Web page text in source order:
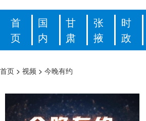
首
页
国
内
甘
肃
张
掖
时
政
首页 > 视频 > 今晚有约